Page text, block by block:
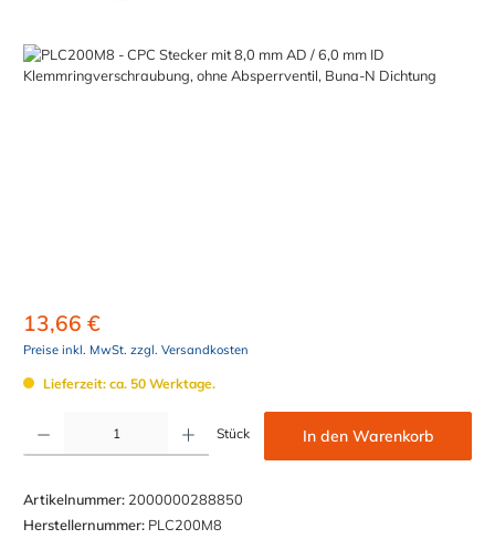
Bildergalerie überspringen
13,66 €
Preise inkl. MwSt. zzgl. Versandkosten
Lieferzeit: ca. 50 Werktage.
Produkt Anzahl: Gib den gewünschten Wert ein oder benutze die Schaltflächen um die Anzahl
Stück In den Warenkorb
Artikelnummer: 2000000288850
Herstellernummer: PLC200M8